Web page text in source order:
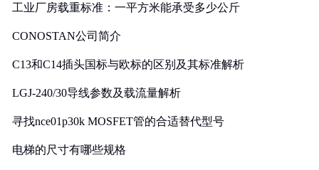
工业厂房载重标准：一平方米能承受多少公斤
CONOSTAN公司简介
C13和C14插头国标与欧标的区别及其标准解析
LGJ-240/30导线参数及载流量解析
寻找nce01p30k MOSFET管的合适替代型号
电梯的尺寸有哪些规格